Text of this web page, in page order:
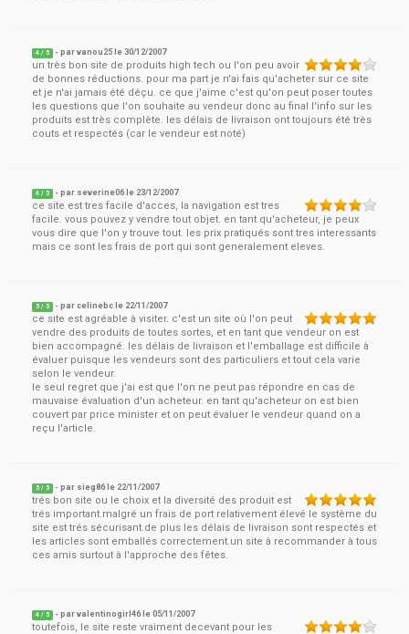
4 / 5 - parvanou25 le30/12/2007
un très bon site de produits high tech ou l'on peu avoir
de bonnes réductions. pour ma part je n'ai fais qu'acheter sur ce site
et je n'ai jamais été déçu. ce que j'aime c'est qu'on peut poser toutes
les questions que l'on souhaite au vendeur donc au final l'info sur les
produits est très complète. les délais de livraison ont toujours été très
couts et respectés (car le vendeur est noté)
4 / 5 - par severine06le 23/12/2007
ce site est tres facile d'acces, la navigation est tres
facile. vous pouvez y vendre tout objet. en tant qu'acheteur, je peux
vous dire que l'on y trouve tout. les prix pratiqués sont tres interessants
mais ce sont les frais de port qui sont generalement eleves.
5 / 5 - parcelinebc le 22/11/2007
ce site est agréable à visiter. c'est un site où l'on peut
vendre des produits de toutes sortes, et en tant que vendeur on est
bien accompagné. les délais de livraison et l'emballage est difficile à
évaluer puisque les vendeurs sont des particuliers et tout cela varie
selon le vendeur.
le seul regret que j'ai est que l'on ne peut pas répondre en cas de
mauvaise évaluation d'un acheteur. en tant qu'acheteur on est bien
couvert par price minister et on peut évaluer le vendeur quand on a
reçu l'article.
5 / 5 - par sieg86le 22/11/2007
trés bon site ou le choix et la diversité des produit est
trés important.malgré un frais de port relativement élevé le système du
site est trés sécurisant.de plus les délais de livraison sont respectés et
les articles sont emballés correctement.un site à recommander à tous
ces amis surtout à l'approche des fêtes.
4 / 5 - parvalentinogirl46le05/11/2007
toutefois, le site reste vraiment decevant pour les